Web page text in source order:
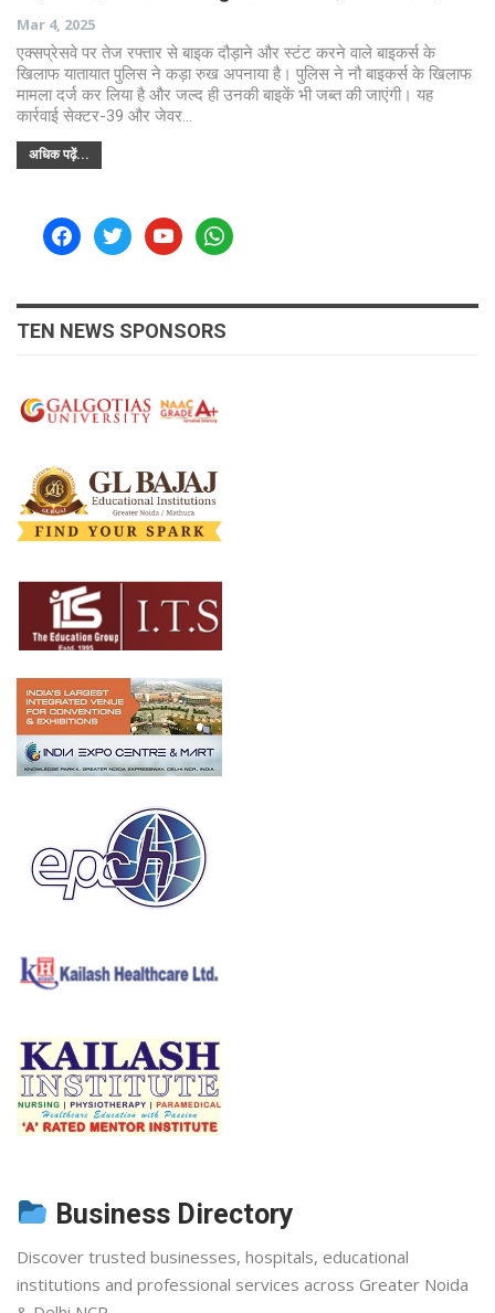
Mar 4, 2025
एक्सप्रेसवे पर तेज रफ्तार से बाइक दौड़ाने और स्टंट करने वाले बाइकर्स के
खिलाफ यातायात पुलिस ने कड़ा रुख अपनाया है। पुलिस ने नौ बाइकर्स के खिलाफ
मामला दर्ज कर लिया है और जल्द ही उनकी बाइकें भी जब्त की जाएंगी। यह
कार्रवाई सेक्टर-39 और जेवर…
अधिक पढ़ें...
facebooktwitteryoutubewhatsapp
TEN NEWS SPONSORS
Business Directory
Discover trusted businesses, hospitals, educational
institutions and professional services across Greater Noida